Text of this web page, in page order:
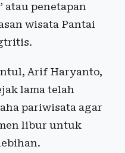
penetapan
wisata Pantai
Arif Haryanto,
lama telah
pariwisata agar
libur untuk